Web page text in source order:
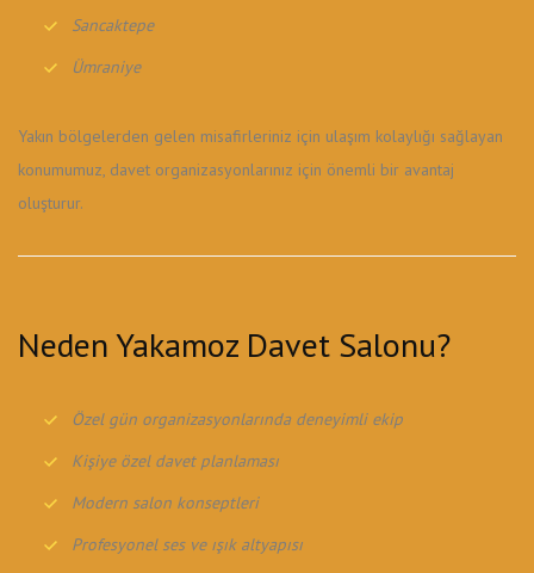
Sancaktepe
Ümraniye
Yakın bölgelerden gelen misafirleriniz için ulaşım kolaylığı sağlayan
konumumuz, davet organizasyonlarınız için önemli bir avantaj
oluşturur.
Neden Yakamoz Davet Salonu?
Özel gün organizasyonlarında deneyimli ekip
Kişiye özel davet planlaması
Modern salon konseptleri
Profesyonel ses ve ışık altyapısı